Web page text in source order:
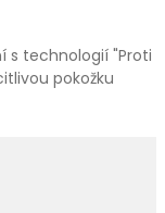
s technologií "Proti
pokožku